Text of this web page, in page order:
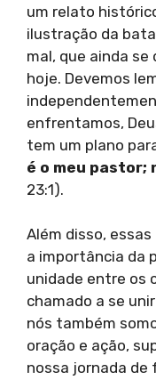
um relato
ilustração da
mal, que ainda se
hoje. Devemos
enfrentamos,
tem um plano
é o meu pastor;
23:1).
Além disso,
a importância da
unidade entre os
chamado a se
nós também
oração e ação,
nossa jornada de